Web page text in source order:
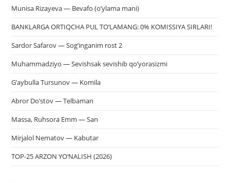
Munisa Rizayeva — Bevafo (o’ylama mani)
BANKLARGA ORTIQCHA PUL TO‘LAMANG: 0% KOMISSIYA SIRLARI!
Sardor Safarov — Sog’inganim rost 2
Muhammadziyo — Sevishsak sevishib qo’yorasizmi
G’aybulla Tursunov — Komila
Abror Do’stov — Telbaman
Massa, Ruhsora Emm — San
Mirjalol Nematov — Kabutar
TOP-25 ARZON YO‘NALISH (2026)